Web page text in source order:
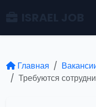
Главная
Требуются